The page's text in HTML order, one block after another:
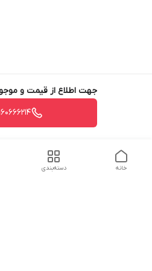
جهت اطلاع از قیمت و
دسته‌بندی خانه